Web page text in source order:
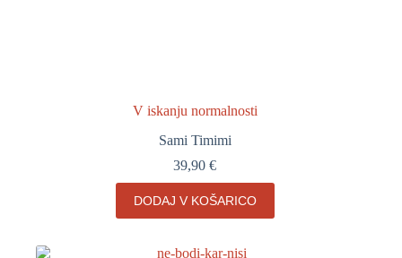
V iskanju normalnosti
Sami Timimi
39,90€
DODAJ V KOŠARICO